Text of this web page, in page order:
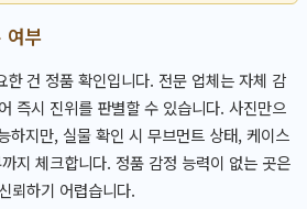
여부
한 건 정품 확인입니다. 전문 업체는 자체 감
즉시 진위를 판별할 수 있습니다. 사진만으
하지만, 실물 확인 시 무브먼트 상태, 케이스
지 체크합니다. 정품 감정 능력이 없는 곳은
뢰하기 어렵습니다.